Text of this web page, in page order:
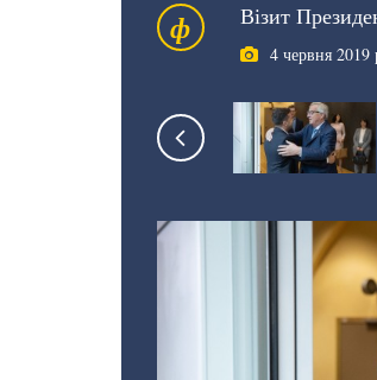
ф Візит
4 червня